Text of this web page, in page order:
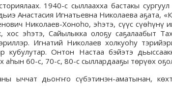
1940-с сыллаахха бастакы
Анастасия Игнатьевна Николаева аҕата,
Николаев-Хоноһо, эһэтэ, сүүс сүөһүнү
эһэтэ, Сайылыкка олоҕу саҕалаабыт
Игнатий Николаев холкуоһу
кубулутар. Онтон Настаа бэйэтэ
аһын 60-с, 70-с, 80-с сыллардааҕы төрүөх
ыччат дьоҥҥо сүбэтинэн-аматынан,